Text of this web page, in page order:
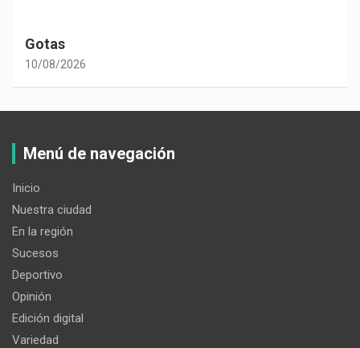
Gotas
10/08/2026
Menú de navegación
Inicio
Nuestra ciudad
En la región
Sucesos
Deportivo
Opinión
Edición digital
Variedad